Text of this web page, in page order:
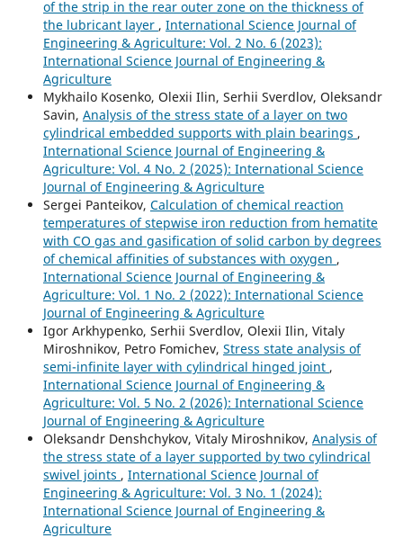
of the strip in the rear outer zone on the thickness of
the lubricant layer , International Science Journal of
Engineering & Agriculture: Vol. 2 No. 6 (2023):
International Science Journal of Engineering &
Agriculture
Mykhailo Kosenko, Olexii Ilin, Serhii Sverdlov, Oleksandr
Savin, Analysis of the stress state of a layer on two
cylindrical embedded supports with plain bearings ,
International Science Journal of Engineering &
Agriculture: Vol. 4 No. 2 (2025): International Science
Journal of Engineering & Agriculture
Sergei Panteikov, Сalculation of chemical reaction
temperatures of stepwise iron reduction from hematite
with СО gas and gasification of solid carbon by degrees
of chemical affinities of substances with oxygen ,
International Science Journal of Engineering &
Agriculture: Vol. 1 No. 2 (2022): International Science
Journal of Engineering & Agriculture
Igor Arkhypenko, Serhii Sverdlov, Olexii Ilin, Vitaly
Miroshnikov, Petro Fomichev, Stress state analysis of
semi-infinite layer with cylindrical hinged joint ,
International Science Journal of Engineering &
Agriculture: Vol. 5 No. 2 (2026): International Science
Journal of Engineering & Agriculture
Oleksandr Denshchykov, Vitaly Miroshnikov, Analysis of
the stress state of a layer supported by two cylindrical
swivel joints , International Science Journal of
Engineering & Agriculture: Vol. 3 No. 1 (2024):
International Science Journal of Engineering &
Agriculture